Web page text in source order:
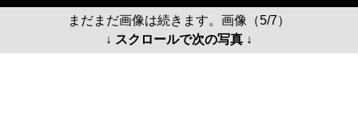
まだまだ画像は続きます。画像（5/7）
↓ スクロールで次の写真 ↓